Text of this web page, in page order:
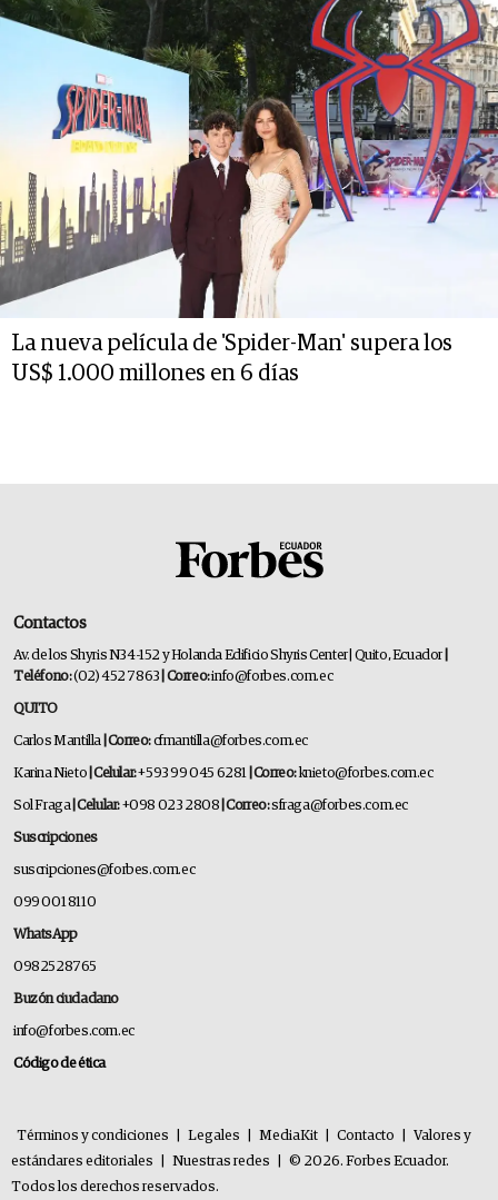
La nueva película de 'Spider-Man' supera los
US$ 1.000 millones en 6 días
Contactos
Av. de los Shyris N34-152 y Holanda Edificio Shyris Center | Quito, Ecuador
Teléfono:(02) 452 7863 | Correo:info@forbes.com.ec
QUITO
Carlos Mantilla | Correo:cfmantilla@forbes.com.ec
Karina Nieto | Celular:+593 99 045 6281 | Correo:knieto@forbes.com.ec
Sol Fraga| Celular:+098 023 2808 | Correo:sfraga@forbes.com.ec
Suscripciones
suscripciones@forbes.com.ec
099 001 8110
WhatsApp
0982528765
Buzón ciudadano
info@forbes.com.ec
Código de ética
Términos y condiciones Legales MediaKit Contacto
Valores y
estándares editoriales
Nuestras redes
© 2026. Forbes Ecuador.
Todos los derechos reservados.